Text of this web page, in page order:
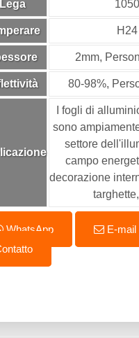
Lega 1050
H24
2mm,
80-98%,
I fogli di
sono
settore
campo
decorazione
WhatsApp
E-mail